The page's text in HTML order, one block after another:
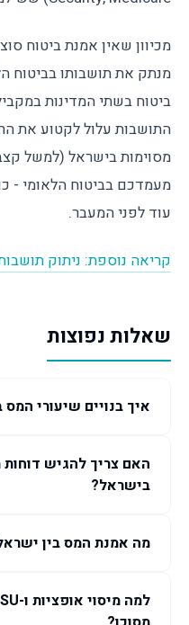
מכיוון שאין אמנת ביטוח
מנתק את תושבותו בביטוח
ביטוח בשתי המדינות
התושבות עלול לקטוע את
מסוימות בישראל (למשל
מעמדכם בביטוח הלאומי -
עוד לפני המעבר.
קריאה נוספת: ניתוק
שאלות נפוצות
איך בנויים שיעורי
האם צריך להגיש
בישראל?
מה אמנת המס בין